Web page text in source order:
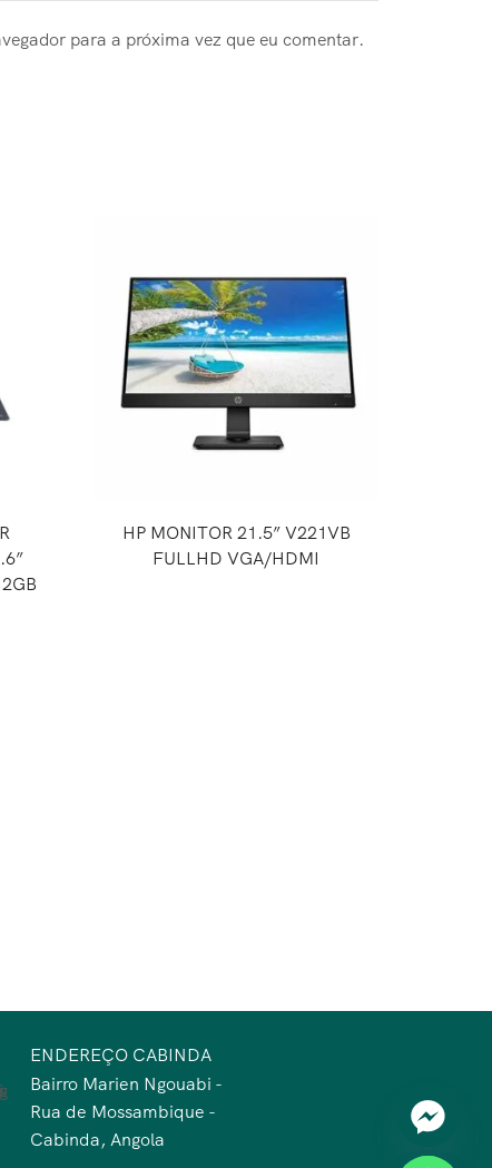
para a próxima vez que eu comentar.
HP MONITOR 21.5” V221VB
FULLHD VGA/HDMI
ENDEREÇO CABINDA
Bairro Marien Ngouabi -
Rua de Mossambique -
Cabinda, Angola